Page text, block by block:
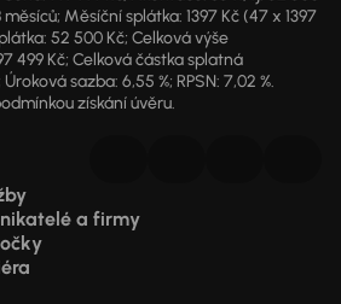
Měsíční splátka: 1397 Kč (47 x 1397
52 500 Kč; Celková výše
499 Kč; Celková částka splatná
sazba: 6,55 %; RPSN: 7,02 %.
získání úvěru.
a firmy